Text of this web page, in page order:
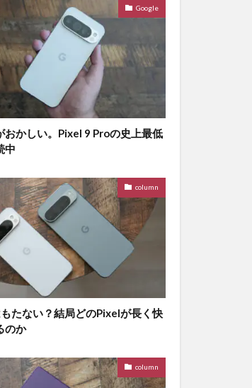
Google
おかしい。Pixel 9 Proの史上最低
中
column
たない？結局どのPixelが長く快
のか
column